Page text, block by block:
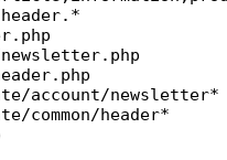
account/newsletter*
common/header*